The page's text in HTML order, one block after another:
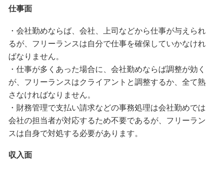
仕事面
・会社勤めならば、会社、上司などから仕事が与えられ
るが、フリーランスは自分で仕事を確保していかなけれ
ばなりません。
・仕事が多くあった場合に、会社勤めならば調整が効く
が、フリーランスはクライアントと調整するか、全て熟
さなければなりません。
・財務管理で支払い請求などの事務処理は会社勤めでは
会社の担当者が対応するため不要であるが、フリーラン
スは自身で対処する必要があります。
収入面